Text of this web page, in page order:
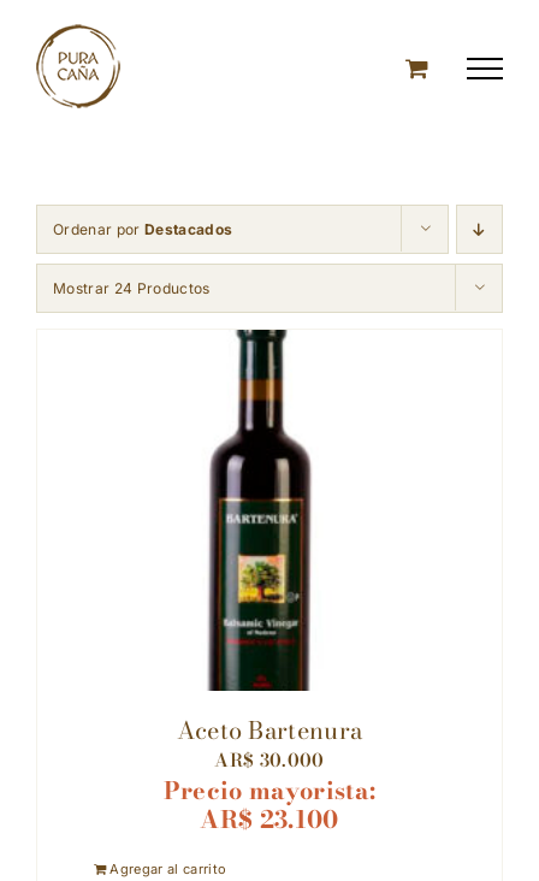
content
Ordenar por Destacados
Mostrar 24 Productos
Aceto Bartenura
AR$ 30.000
Precio mayorista:
AR$ 23.100
Agregar al carrito